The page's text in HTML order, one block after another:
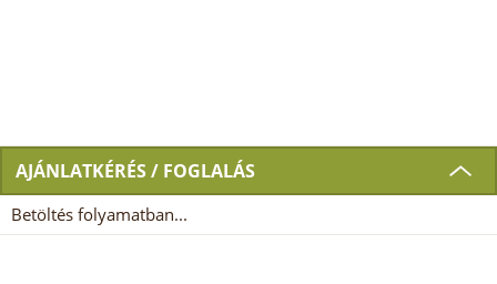
AJÁNLATKÉRÉS / FOGLALÁS
Betöltés folyamatban...